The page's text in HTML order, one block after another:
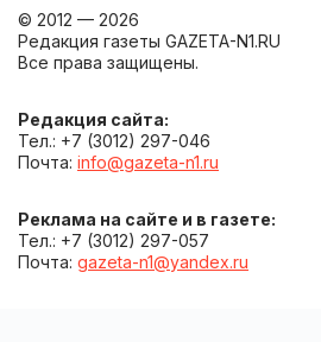
© 2012 — 2026
Редакция газеты GAZETA-N1.RU
Все права защищены.
Редакция сайта:
Тел.: +7 (3012) 297-046
Почта: info@gazeta-n1.ru
Реклама на сайте и в газете:
Тел.: +7 (3012) 297-057
Почта: gazeta-n1@yandex.ru